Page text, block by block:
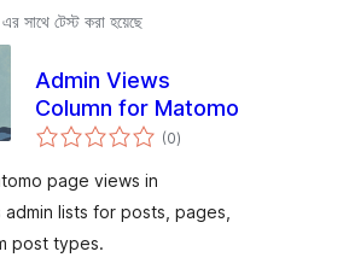
সাথে টেস্ট করা হয়েছে
Admin Views
Column for Matomo
(0total
ratings
)
page views in
admin lists for posts, pages,
post types.